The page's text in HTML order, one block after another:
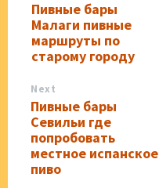
Пивные бары
Малаги пивные
маршруты по
старому городу
Next
Пивные бары
Севильи где
попробовать
местное испанское
пиво